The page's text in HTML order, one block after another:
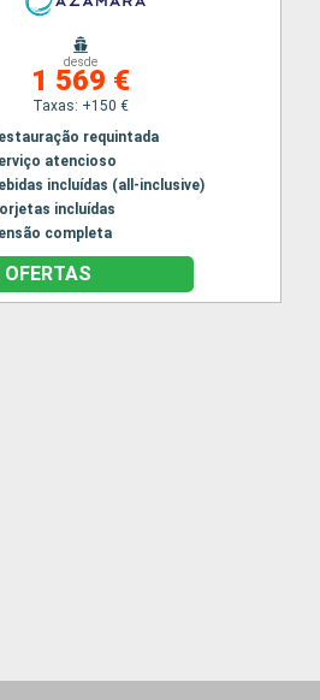
desde
1 569 €
Taxas: +150 €
requintada
atencioso
incluídas (all-inclusive)
incluídas
completa